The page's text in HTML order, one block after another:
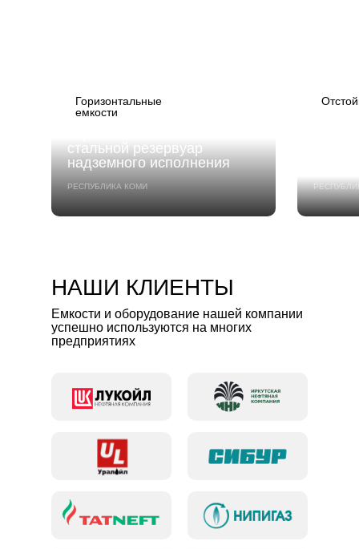
Горизонтальные
емкости
стальной резервуар
надземного исполнения
РЕСПУБЛИКА КОМИ
НАШИ КЛИЕНТЫ
Емкости и оборудование нашей компании
успешно используются на многих
предприятиях